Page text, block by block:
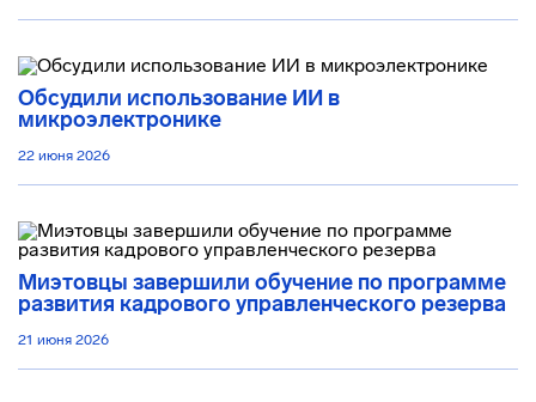
Обсудили использование ИИ в
микроэлектронике
22 июня 2026
Миэтовцы завершили обучение по программе
развития кадрового управленческого резерва
21 июня 2026